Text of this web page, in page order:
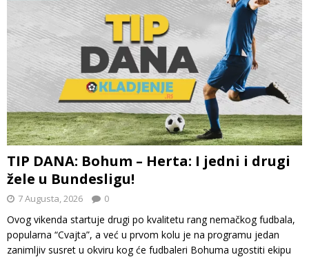
TIP DANA: Bohum – Herta: I jedni i drugi
žele u Bundesligu!
7 Augusta, 2026 0
Ovog vikenda startuje drugi po kvalitetu rang nemačkog fudbala,
popularna “Cvajta”, a već u prvom kolu je na programu jedan
zanimljiv susret u okviru kog će fudbaleri Bohuma ugostiti ekipu